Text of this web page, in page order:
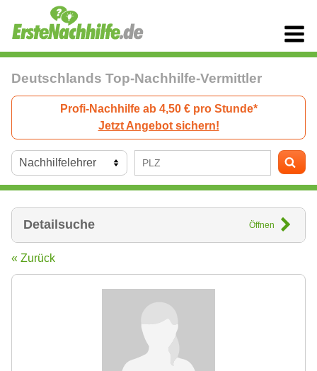
Deutschlands Top-Nachhilfe-Vermittler
Profi-Nachhilfe ab 4,50 € pro Stunde*
Jetzt Angebot sichern!
Detailsuche Öffnen
« Zurück